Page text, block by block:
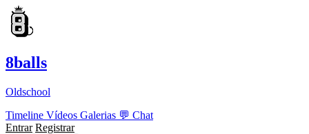
8balls
Oldschool
Timeline Vídeos Galerias 💬 Chat
Entrar Registrar